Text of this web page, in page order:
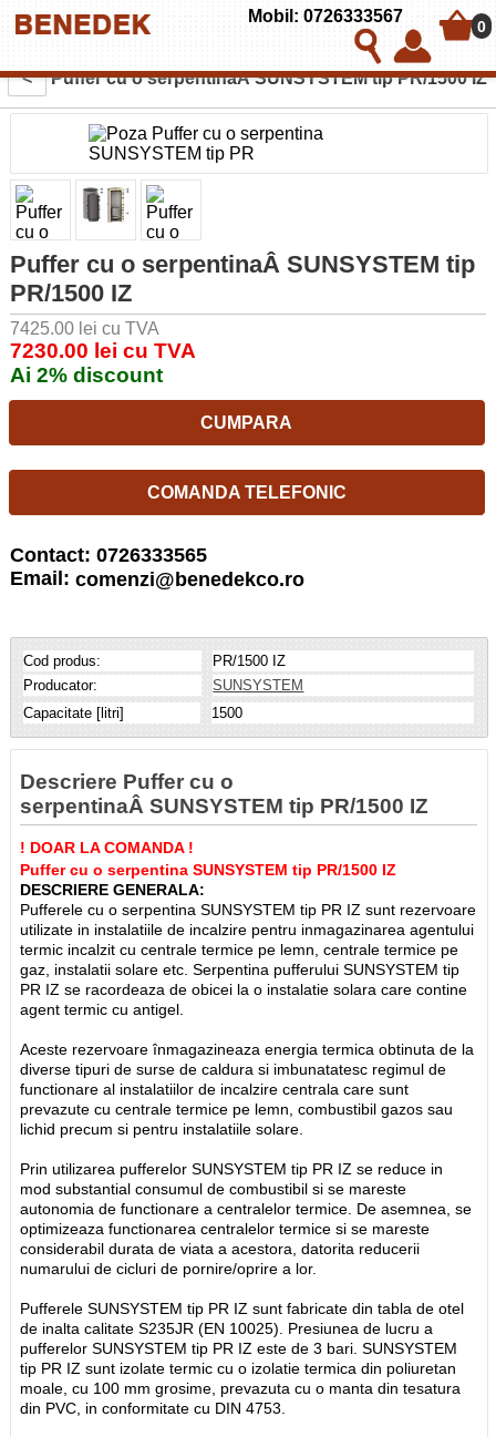
Mobil: 0726333567
0
< Puffer cu o serpentinaÂ SUNSYSTEM tip PR/1500 IZ
Puffer cu o serpentinaÂ SUNSYSTEM tip
PR/1500 IZ
7425.00 lei cu TVA
7230.00 lei cu TVA
Ai 2% discount
CUMPARA
COMANDA TELEFONIC
Contact: 0726333565
Email: comenzi@benedekco.ro
Cod produs:
PR/1500 IZ
Producator:
SUNSYSTEM
Capacitate [litri]
1500
Descriere Puffer cu o
serpentinaÂ SUNSYSTEM tip PR/1500 IZ
! DOAR LA COMANDA !
Puffer cu o serpentina SUNSYSTEM tip PR/1500 IZ
DESCRIERE GENERALA:
Pufferele cu o serpentina SUNSYSTEM tip PR IZ sunt rezervoare
utilizate in instalatiile de incalzire pentru inmagazinarea agentului
termic incalzit cu centrale termice pe lemn, centrale termice pe
gaz, instalatii solare etc. Serpentina pufferului SUNSYSTEM tip
PR IZ se racordeaza de obicei la o instalatie solara care contine
agent termic cu antigel.
Aceste rezervoare înmagazineaza energia termica obtinuta de la
diverse tipuri de surse de caldura si imbunatatesc regimul de
functionare al instalatiilor de incalzire centrala care sunt
prevazute cu centrale termice pe lemn, combustibil gazos sau
lichid precum si pentru instalatiile solare.
Prin utilizarea pufferelor SUNSYSTEM tip PR IZ se reduce in
mod substantial consumul de combustibil si se mareste
autonomia de functionare a centralelor termice. De asemnea, se
optimizeaza functionarea centralelor termice si se mareste
considerabil durata de viata a acestora, datorita reducerii
numarului de cicluri de pornire/oprire a lor.
Pufferele SUNSYSTEM tip PR IZ sunt fabricate din tabla de otel
de inalta calitate S235JR (EN 10025). Presiunea de lucru a
pufferelor SUNSYSTEM tip PR IZ este de 3 bari. SUNSYSTEM
tip PR IZ sunt izolate termic cu o izolatie termica din poliuretan
moale, cu 100 mm grosime, prevazuta cu o manta din tesatura
din PVC, in conformitate cu DIN 4753.